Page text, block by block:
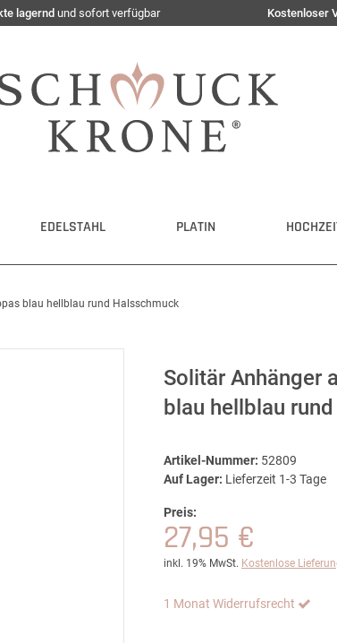
lagernd und sofort verfügbar Kostenloser
EDELSTAHL PLATIN
blau hellblau rund Halsschmuck
Solitär Anhänger
blau hellblau
Artikel-Nummer: 52809
Auf Lager: Lieferzeit 1-3 Tage
Preis:
27,95 €
inkl. 19% MwSt. Kostenlose
1 Monat Widerrufsrecht